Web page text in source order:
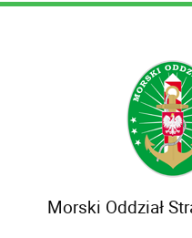
Morski Oddział